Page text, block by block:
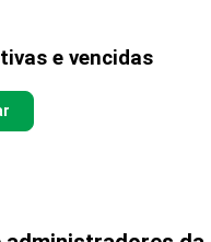
e vencidas